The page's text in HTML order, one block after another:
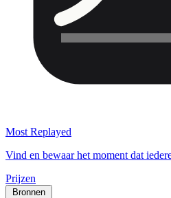
Most Replayed
Vind en bewaar het moment dat
Prijzen
Bronnen